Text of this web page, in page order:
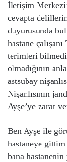
İletişim
cevapta
duyurusunda
hastane
terimleri
olmadığının
astsubay
Nişanlısının
Ayşe’ye zarar
Ben Ayşe ile
hastaneye
bana